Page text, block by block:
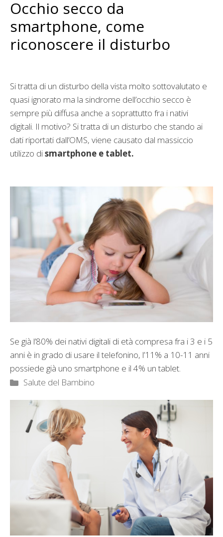
Occhio secco da
smartphone, come
riconoscere il disturbo
Si tratta di un disturbo della vista molto sottovalutato e
quasi ignorato ma la sindrome dell’occhio secco è
sempre più diffusa anche a soprattutto fra i nativi
digitali. Il motivo? Si tratta di un disturbo che stando ai
dati riportati dall’OMS, viene causato dal massiccio
utilizzo dismartphone e tablet.
Se già l’80% dei nativi digitali di età compresa fra i 3 e i 5
anni è in grado di usare il telefonino, l’11% a 10-11 anni
possiede già uno smartphone e il 4% un tablet.
Categorie
Salute del Bambino